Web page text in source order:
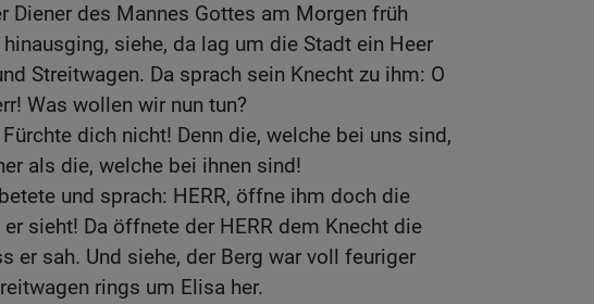
Diener des Mannes Gottes am Morgen früh
siehe, da lag um die Stadt ein Heer
Streitwagen. Da sprach sein Knecht zu ihm: O
Was wollen wir nun tun?
dich nicht! Denn die, welche bei uns sind,
als die, welche bei ihnen sind!
und sprach: HERR, öffne ihm doch die
sieht! Da öffnete der HERR dem Knecht die
er sah. Und siehe, der Berg war voll feuriger
rings um Elisa her.